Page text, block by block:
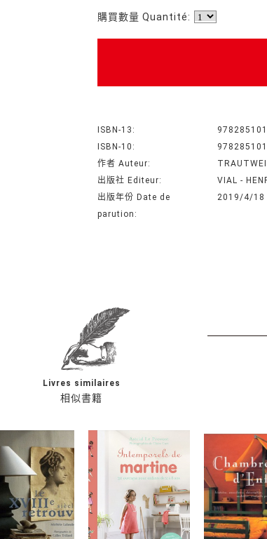
購買數量 Quantité:
ISBN-13:
ISBN-10:
作者 Auteur:
出版社 Editeur:
VIAL -
出版年份 Date de
parution:
2019/4/18
相似書籍
Livres similaires